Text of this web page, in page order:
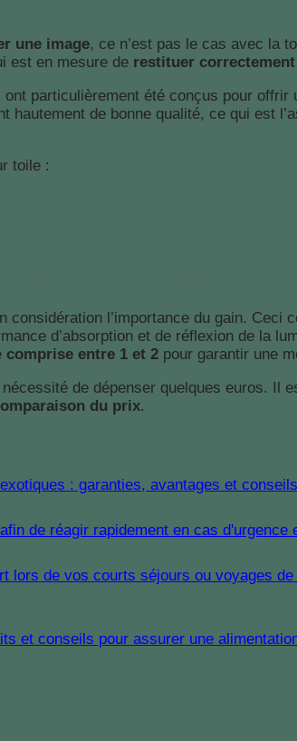
une image, ce n’est pas le cas avec la
est en mesure de restituer
particulièrement été conçus pour
de bonne qualité, ce qui est
toile :
considération l’importance du gain. Ceci
d’absorption et de réflexion de la
comprise entre 1 et 2 pour garantir une
nécessité de dépenser quelques euros. Il
du prix.